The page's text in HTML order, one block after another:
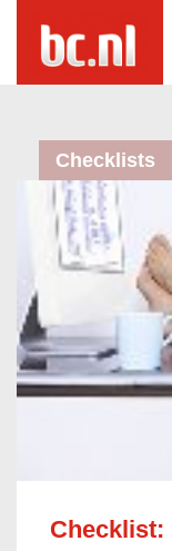
Checklists
Checklist: